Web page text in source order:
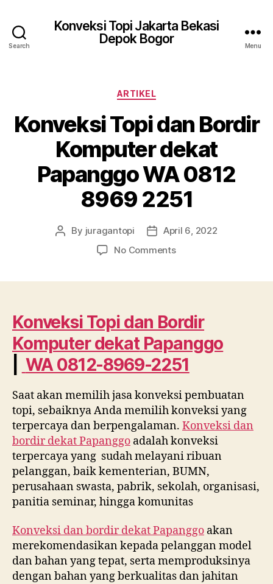
Search
Konveksi Topi Jakarta Bekasi
Depok Bogor
Menu
Categories
ARTIKEL
Konveksi Topi dan Bordir
Komputer dekat
Papanggo WA 0812
8969 2251
Post
By juragantopi
PostApril 6, 2022
No Commentson
Komputer
dekat
Papanggo
WA
0812
2251
Konveksi Topi dan Bordir
Komputer dekatPapanggo
WA 0812-8969-2251
Saat akan memilih jasa konveksi pembuatan
topi, sebaiknya Anda memilih konveksi yang
terpercaya dan berpengalaman. Konveksi dan
bordir dekatPapanggo adalah konveksi
terpercaya yang sudah melayani ribuan
pelanggan, baik kementerian, BUMN,
perusahaan swasta, pabrik, sekolah, organisasi,
panitia seminar, hingga komunitas
Konveksi dan bordir dekatPapanggo akan
merekomendasikan kepada pelanggan model
dan bahan yang tepat, serta memproduksinya
dengan bahan yang berkualitas dan jahitan